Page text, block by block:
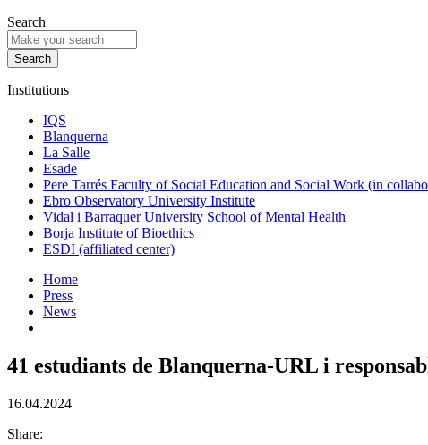
Search
Institutions
IQS
Blanquerna
La Salle
Esade
Pere Tarrés Faculty of Social Education and Social Work (in
Ebro Observatory University Institute
Vidal i Barraquer University School of Mental Health
Borja Institute of Bioethics
ESDI (affiliated center)
Home
Press
News
41 estudiants de Blanquerna-URL i
16.04.2024
Share: